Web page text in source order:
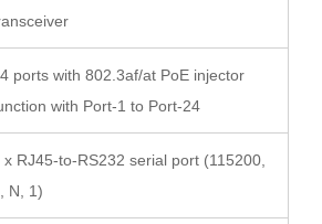
ports with 802.3af/at PoE injector
with Port-1 to Port-24
x RJ45-to-RS232 serial port (115200,
N, 1)